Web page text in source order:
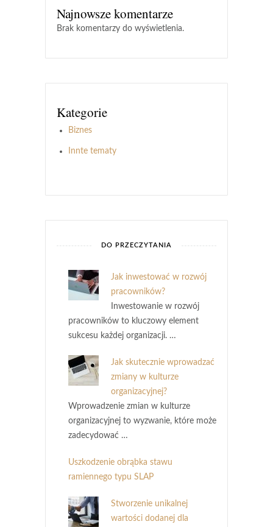
Najnowsze komentarze
Brak komentarzy do wyświetlenia.
Kategorie
Biznes
Innte tematy
DO PRZECZYTANIA
Jak inwestować w rozwój
pracowników?
Inwestowanie w rozwój
pracowników to kluczowy element
sukcesu każdej organizacji. …
Jak skutecznie wprowadzać
zmiany w kulturze
organizacyjnej?
Wprowadzenie zmian w kulturze
organizacyjnej to wyzwanie, które może
zadecydować …
Uszkodzenie obrąbka stawu
ramiennego typu SLAP
Stworzenie unikalnej
wartości dodanej dla